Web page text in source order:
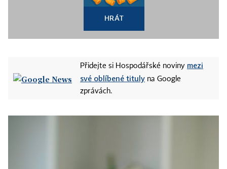
HRÁT
Přidejte si Hospodářské noviny mezi
své oblíbené tituly na Google
zprávách.